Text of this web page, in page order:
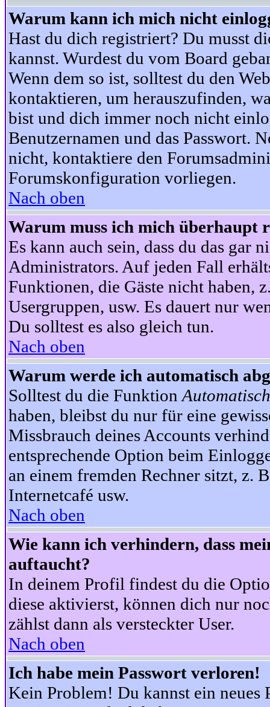
Warum kann ich mich nicht
Hast du dich registriert? Du musst
kannst. Wurdest du vom Board
Wenn dem so ist, solltest du den
kontaktieren, um herauszufinden,
bist und dich immer noch nicht
Benutzernamen und das Passwort.
nicht, kontaktiere den
Forumskonfiguration vorliegen.
Nach oben
Warum muss ich mich überhaupt
Es kann auch sein, dass du das gar
Administrators. Auf jeden Fall
Funktionen, die Gäste nicht haben,
Usergruppen, usw. Es dauert nur
Du solltest es also gleich tun.
Nach oben
Warum werde ich automatisch
Solltest du die Funktion
haben, bleibst du nur für eine
Missbrauch deines Accounts
entsprechende Option beim
an einem fremden Rechner sitzt, z.
Internetcafé usw.
Nach oben
Wie kann ich verhindern, dass
auftaucht?
In deinem Profil findest du die
diese aktivierst, können dich nur
zählst dann als versteckter User.
Nach oben
Ich habe mein Passwort verloren!
Kein Problem! Du kannst ein neues